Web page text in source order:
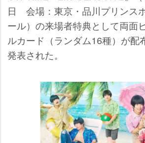
日 会場：東京・品川プリンス
ール）の来場者特典として両面
ルカード（ランダム16種）が配
発表された。